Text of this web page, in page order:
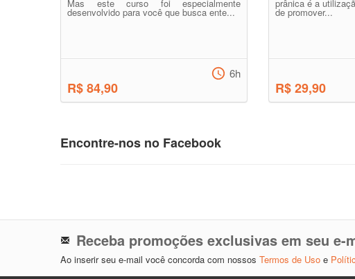
Mas este curso foi especialmente
desenvolvido para você que busca ente...
R$ 84,90
6h
prânica é a
de promover...
R$ 29,90
Encontre-nos no Facebook
Receba promoções exclusivas em seu e-
Ao inserir seu e-mail você concorda com nossos Termos de Uso e